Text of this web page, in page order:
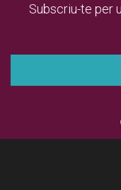
Subscriu-te per